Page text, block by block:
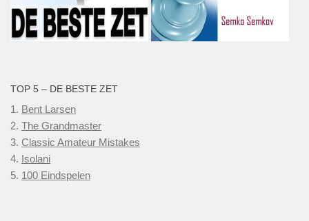
2. The Grandmaster
3. Classic Amateur Mistakes
4. Isolani
5. 100 Eindspelen